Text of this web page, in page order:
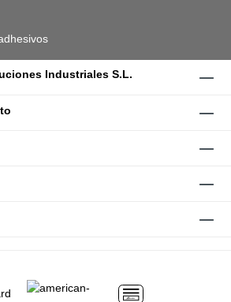
Industriales S.L.